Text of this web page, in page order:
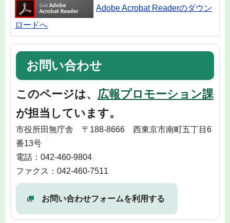
Adobe Acrobat Readerのダウン
ロードへ
お問い合わせ
このページは、 広報プロモーション課
が担当しています。
市役所田無庁舎 〒188-8666 西東京市南町五丁目6
番13号
電話：042-460-9804
ファクス：042-460-7511
お問い合わせフォームを利用する